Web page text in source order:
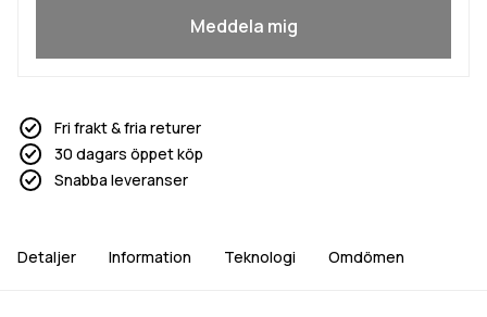
Meddela mig
Fri frakt & fria returer
30 dagars öppet köp
Snabba leveranser
Detaljer Information Teknologi Omdömen